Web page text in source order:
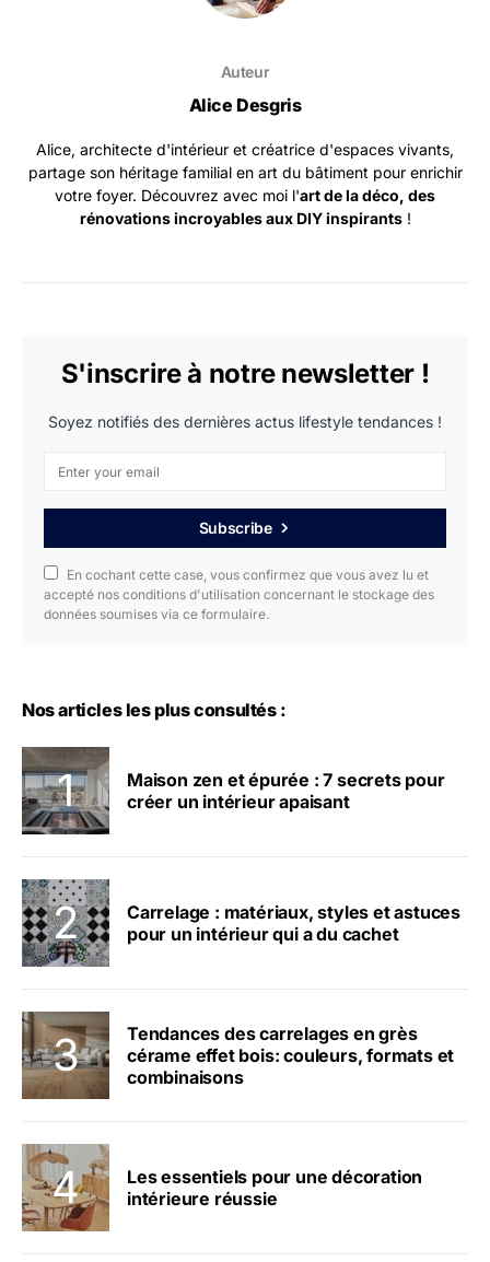
Auteur
Alice Desgris
Alice, architecte d'intérieur et créatrice d'espaces vivants,
partage son héritage familial en art du bâtiment pour enrichir
votre foyer. Découvrez avec moi l'art de la déco, des
rénovations incroyables aux DIY inspirants!
S'inscrire à notre newsletter !
Soyez notifiés des dernières actus lifestyle tendances !
Subscribe
En cochant cette case, vous confirmez que vous avez lu et
accepté nos conditions d'utilisation concernant le stockage des
données soumises via ce formulaire.
Nos articles les plus consultés :
Maison zen et épurée : 7 secrets pour
créer un intérieur apaisant
Carrelage : matériaux, styles et astuces
pour un intérieur qui a du cachet
Tendances des carrelages en grès
cérame effet bois: couleurs, formats et
combinaisons
Les essentiels pour une décoration
intérieure réussie